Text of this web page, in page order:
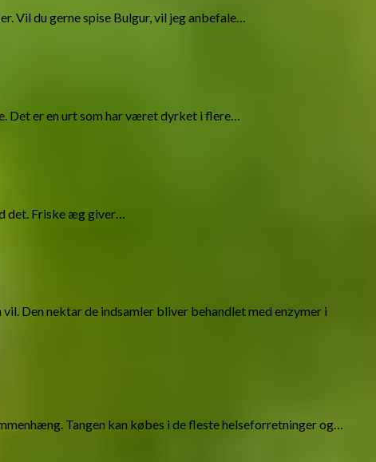
Vil du gerne spise Bulgur, vil jeg anbefale…
Det er en urt som har været dyrket i flere…
det. Friske æg giver…
Den nektar de indsamler bliver behandlet med enzymer i
Tangen kan købes i de fleste helseforretninger og…